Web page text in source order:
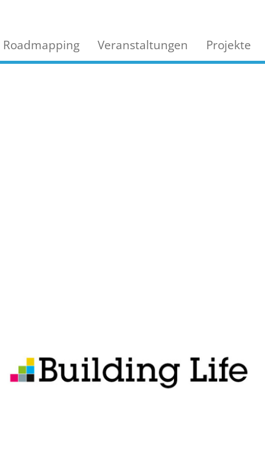
Roadmapping Veranstaltungen Projekte